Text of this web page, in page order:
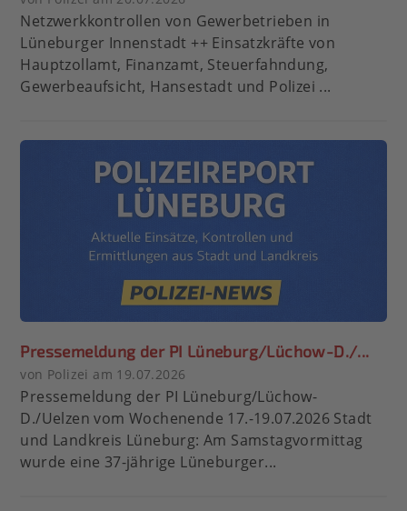
Netzwerkkontrollen von Gewerbetrieben in
Lüneburger Innenstadt ++ Einsatzkräfte von
Hauptzollamt, Finanzamt, Steuerfahndung,
Gewerbeaufsicht, Hansestadt und Polizei ...
Pressemeldung der PI Lüneburg/Lüchow-D./...
von Polizei am 19.07.2026
Pressemeldung der PI Lüneburg/Lüchow-
D./Uelzen vom Wochenende 17.-19.07.2026 Stadt
und Landkreis Lüneburg: Am Samstagvormittag
wurde eine 37-jährige Lüneburger...